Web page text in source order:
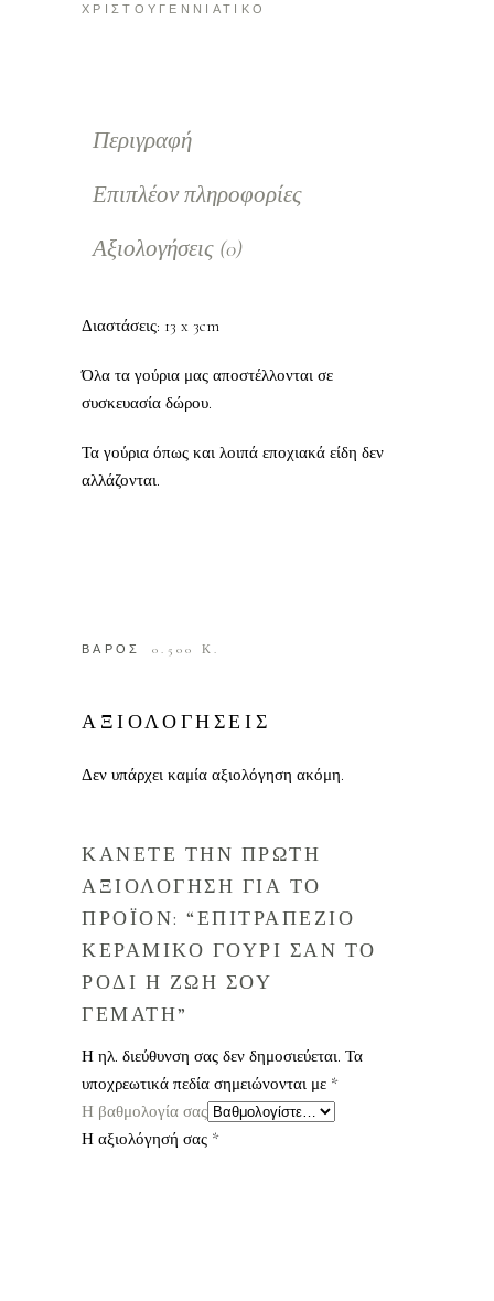
ΧΡΙΣΤΟΥΓΕΝΝΙΑΤΙΚΟ
Περιγραφή
Επιπλέον πληροφορίες
Αξιολογήσεις (0)
Διαστάσεις: 13 x 3cm
Όλα τα γούρια μας αποστέλλονται σε
συσκευασία δώρου.
Τα γούρια όπως και λοιπά εποχιακά είδη δεν
αλλάζονται.
ΒΑΡΟΣ 0.500 Κ.
ΑΞΙΟΛΟΓΗΣΕΙΣ
Δεν υπάρχει καμία αξιολόγηση ακόμη.
ΚΑΝΕΤΕ ΤΗΝ ΠΡΩΤΗ
ΑΞΙΟΛΟΓΗΣΗ ΓΙΑ ΤΟ
ΠΡΟΪΟΝ: “ΕΠΙΤΡΑΠΕΖΙΟ
ΚΕΡΑΜΙΚΟ ΓΟΥΡΙ ΣΑΝ ΤΟ
ΡΟΔΙ Η ΖΩΗ ΣΟΥ
ΓΕΜΑΤΗ”
Η ηλ. διεύθυνση σας δεν δημοσιεύεται. Τα
υποχρεωτικά πεδία σημειώνονται με *
Η βαθμολογία σας
Η αξιολόγησή σας *